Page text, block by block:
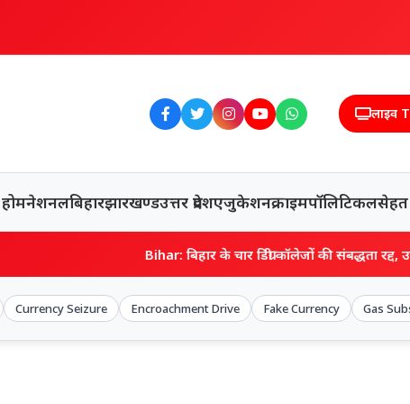
लाइव
होमनेशनलबिहारझारखण्डउत्तर प्रदेशएजुकेशनक्राइमपॉलिटिकलसेहत
Bihar: बिहार के चार डिग्री कॉलेजों की संबद्धता रद्द, उच्च शिक्षा विभाग
Currency Seizure Encroachment Drive Fake Currency Gas